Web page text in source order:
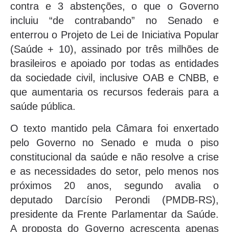
contra e 3 abstenções, o que o Governo
incluiu “de contrabando” no Senado e
enterrou o Projeto de Lei de Iniciativa Popular
(Saúde + 10), assinado por três milhões de
brasileiros e apoiado por todas as entidades
da sociedade civil, inclusive OAB e CNBB, e
que aumentaria os recursos federais para a
saúde pública.
O texto mantido pela Câmara foi enxertado
pelo Governo no Senado e muda o piso
constitucional da saúde e não resolve a crise
e as necessidades do setor, pelo menos nos
próximos 20 anos, segundo avalia o
deputado Darcísio Perondi (PMDB-RS),
presidente da Frente Parlamentar da Saúde.
A proposta do Governo acrescenta apenas